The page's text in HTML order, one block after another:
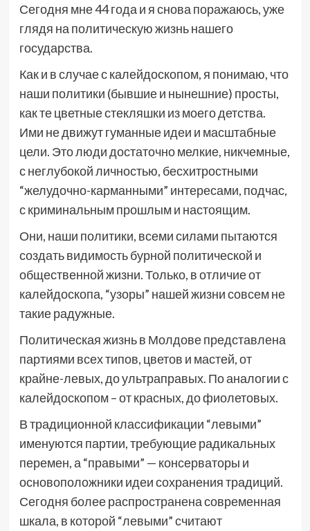
Сегодня мне 44 года и я снова поражаюсь, уже
глядя на политическую жизнь нашего
государства.
Как и в случае с калейдоскопом, я понимаю, что
наши политики (бывшие и нынешние) просты,
как те цветные стекляшки из моего детства.
Ими не движут гуманные идеи и масштабные
цели. Это люди достаточно мелкие, никчемные,
с неглубокой личностью, бесхитростными
“желудочно-карманными” интересами, подчас,
с криминальным прошлым и настоящим.
Они, наши политики, всеми силами пытаются
создать видимость бурной политической и
общественной жизни. Только, в отличие от
калейдоскопа, “узоры” нашей жизни совсем не
такие радужные.
Политическая жизнь в Молдове представлена
партиями всех типов, цветов и мастей, от
крайне-левых, до ультраправых. По аналогии с
калейдоскопом – от красных, до фиолетовых.
В традиционной классификации “левыми”
именуются партии, требующие радикальных
перемен, а “правыми” — консерваторы и
основоположники идеи сохранения традиций.
Сегодня более распространена современная
шкала, в которой “левыми” считают